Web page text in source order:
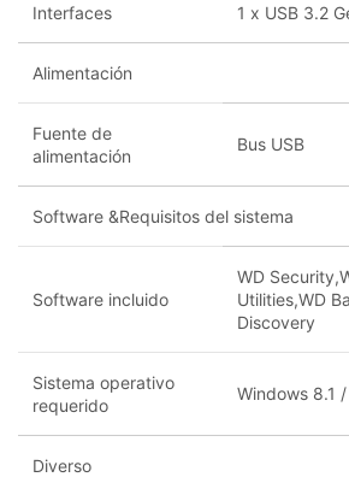
Interfaces 1 x USB 3.2
Alimentación
Fuente de
alimentación
Bus USB
Software &Requisitos del sistema
Software incluido
WD
Utilities,WD
Discovery
Sistema operativo
requerido
Windows 8.1 /
Diverso